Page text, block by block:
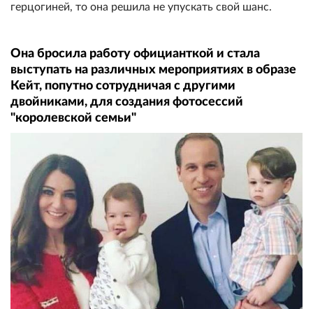
герцогиней, то она решила не упускать свой шанс.
Она бросила работу официанткой и стала
выступать на различных мероприятиях в образе
Кейт, попутно сотрудничая с другими
двойниками, для создания фотосессий
"королевской семьи"